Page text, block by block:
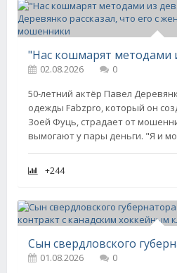
02.08.2026
0
50-летний актёр Павел
одежды Fabzpro, который он
Зоей Фуць, страдает от
вымогают у пары деньги. "Я и
+244
01.08.2026
0